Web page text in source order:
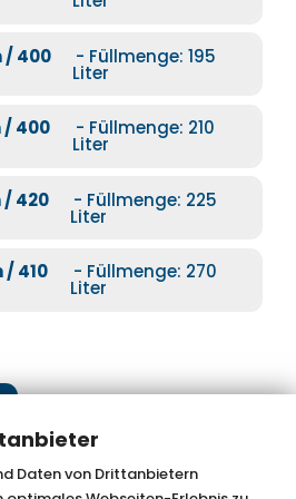
Daten von Drittanbietern
chrom
schwarz-matt
Informationen
/ 400 - Füllmenge: 195
Liter
/ 400 - Füllmenge: 210
Liter
/ 420 - Füllmenge: 225
Liter
/ 410 - Füllmenge: 270
Liter